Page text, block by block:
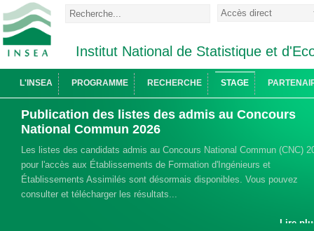
Institut National de Statistique et
L'INSEA PROGRAMME RECHERCHE STAGE
Publication des listes des admis au Concours
National Commun 2026
Les listes des candidats admis au Concours National Commun (CNC)
pour l'accès aux Établissements de Formation d'Ingénieurs et
Établissements Assimilés sont désormais disponibles. Vous pouvez
consulter et télécharger les résultats...
Lire